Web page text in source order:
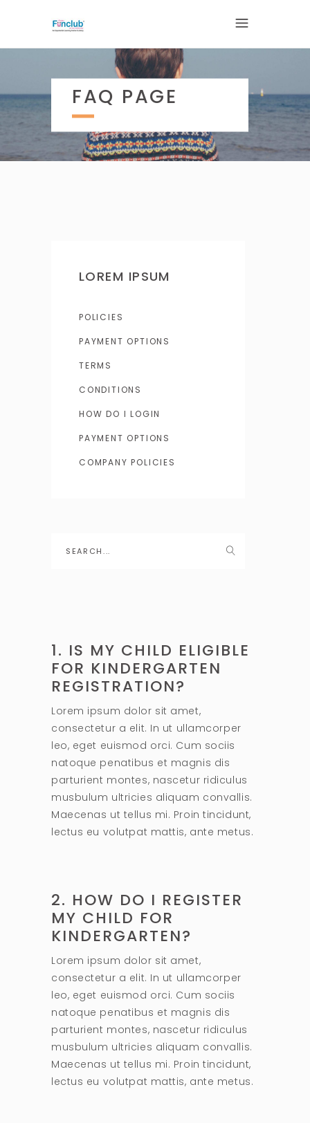
FAQ PAGE
LOREM IPSUM
POLICIES
PAYMENT OPTIONS
TERMS
CONDITIONS
HOW DO I LOGIN
PAYMENT OPTIONS
COMPANY POLICIES
1. IS MY CHILD ELIGIBLE
FOR KINDERGARTEN
REGISTRATION?
Lorem ipsum dolor sit amet,
consectetur a elit. In ut ullamcorper
leo, eget euismod orci. Cum sociis
natoque penatibus et magnis dis
parturient montes, nascetur ridiculus
musbulum ultricies aliquam convallis.
Maecenas ut tellus mi. Proin tincidunt,
lectus eu volutpat mattis, ante metus.
2. HOW DO I REGISTER
MY CHILD FOR
KINDERGARTEN?
Lorem ipsum dolor sit amet,
consectetur a elit. In ut ullamcorper
leo, eget euismod orci. Cum sociis
natoque penatibus et magnis dis
parturient montes, nascetur ridiculus
musbulum ultricies aliquam convallis.
Maecenas ut tellus mi. Proin tincidunt,
lectus eu volutpat mattis, ante metus.